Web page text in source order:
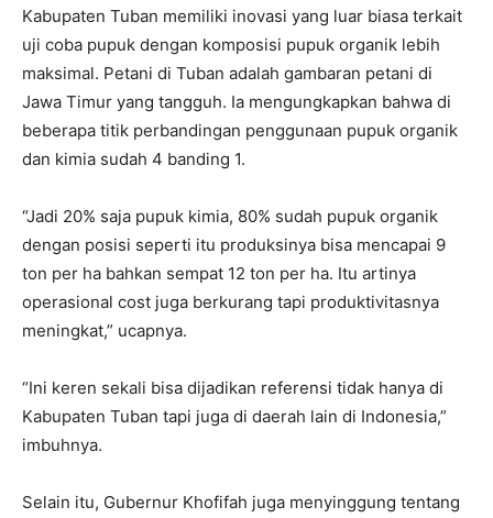
Kabupaten Tuban memiliki inovasi yang luar biasa terkait
uji coba pupuk dengan komposisi pupuk organik lebih
maksimal. Petani di Tuban adalah gambaran petani di
Jawa Timur yang tangguh. Ia mengungkapkan bahwa di
beberapa titik perbandingan penggunaan pupuk organik
dan kimia sudah 4 banding 1.
“Jadi 20% saja pupuk kimia, 80% sudah pupuk organik
dengan posisi seperti itu produksinya bisa mencapai 9
ton per ha bahkan sempat 12 ton per ha. Itu artinya
operasional cost juga berkurang tapi produktivitasnya
meningkat,” ucapnya.
“Ini keren sekali bisa dijadikan referensi tidak hanya di
Kabupaten Tuban tapi juga di daerah lain di Indonesia,”
imbuhnya.
Selain itu, Gubernur Khofifah juga menyinggung tentang